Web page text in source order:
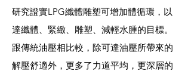
研究證實LPG纖體雕塑可增加體循環，以
達纖體、緊緻、雕塑、減輕水腫的目標。
跟傳統油壓相比較，除可達油壓所帶來的
解壓舒適外，更多了力道平均，更深層的